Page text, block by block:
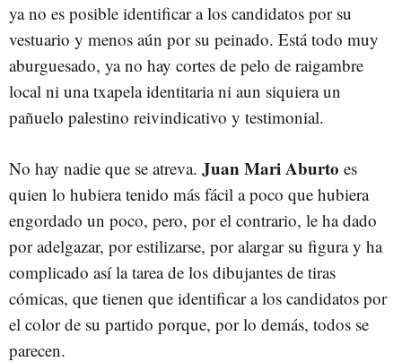
ya no es posible identificar a los candidatos por su
vestuario y menos aún por su peinado. Está todo muy
aburguesado, ya no hay cortes de pelo de raigambre
local ni una txapela identitaria ni aun siquiera un
pañuelo palestino reivindicativo y testimonial.
No hay nadie que se atreva. Juan Mari Aburto es
quien lo hubiera tenido más fácil a poco que hubiera
engordado un poco, pero, por el contrario, le ha dado
por adelgazar, por estilizarse, por alargar su figura y ha
complicado así la tarea de los dibujantes de tiras
cómicas, que tienen que identificar a los candidatos por
el color de su partido porque, por lo demás, todos se
parecen.